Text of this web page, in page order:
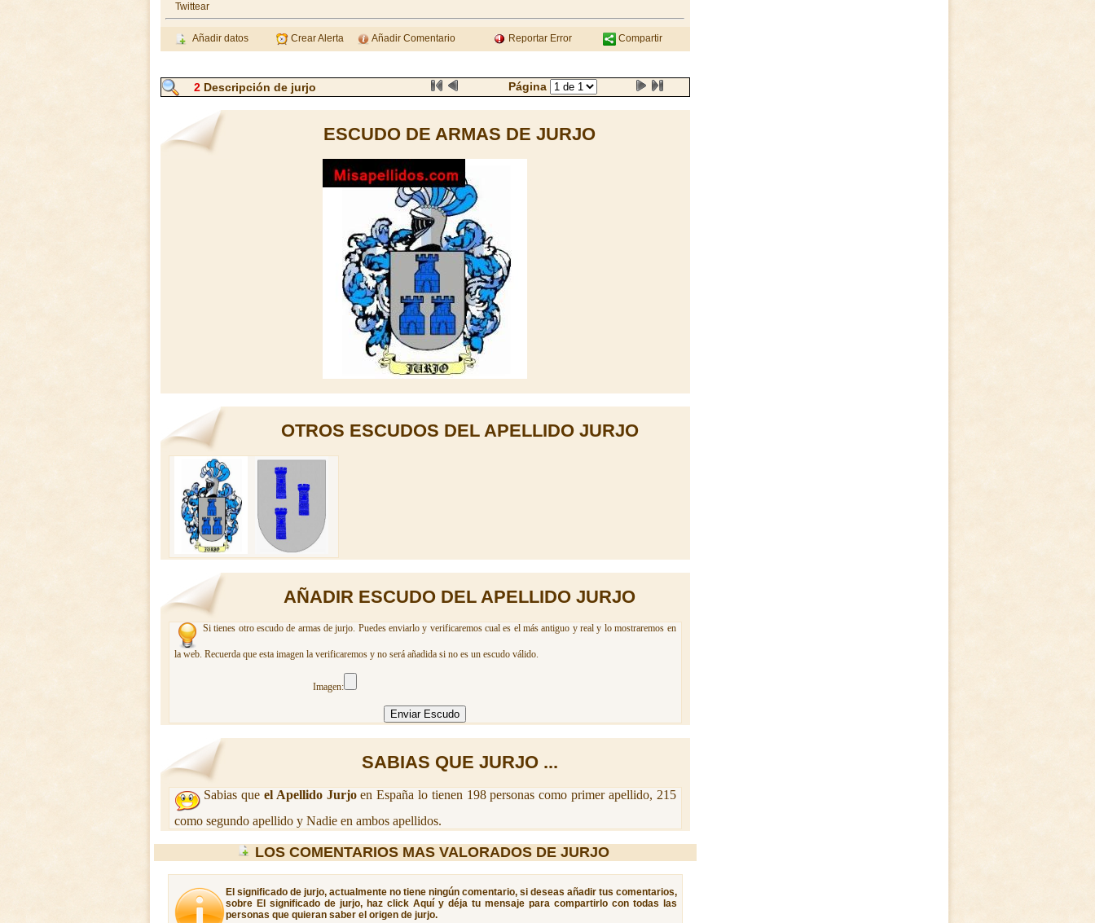
Twittear
Añadir datos Crear Alerta Añadir Comentario Reportar Error Compartir
2Descripción de jurjo Página
ESCUDO DE ARMAS DE JURJO
OTROS ESCUDOS DEL APELLIDO JURJO
AÑADIR ESCUDO DEL APELLIDO JURJO
Si tienes otro escudo de armas de jurjo. Puedes enviarlo y verificaremos cual es el más antiguo y real y lo mostraremos en
la web. Recuerda que esta imagen la verificaremos y no será añadida si no es un escudo válido.
Imagen:
SABIAS QUE JURJO ...
Sabias que el Apellido Jurjoen España lo tienen 198 personas como primer apellido, 215
como segundo apellido y Nadie en ambos apellidos.
LOS COMENTARIOS MAS VALORADOS DE JURJO
El significado de jurjo, actualmente no tiene ningún comentario, si deseas añadir tus comentarios,
sobre El significado de jurjo, haz click Aquí y déja tu mensaje para compartirlo con todas las
personas que quieran saber el origen de jurjo.